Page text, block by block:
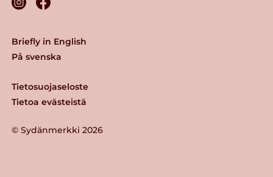
© Sydänmerkki 2026
Tietosuojaseloste
Tietoa evästeistä
Briefly in English
På svenska